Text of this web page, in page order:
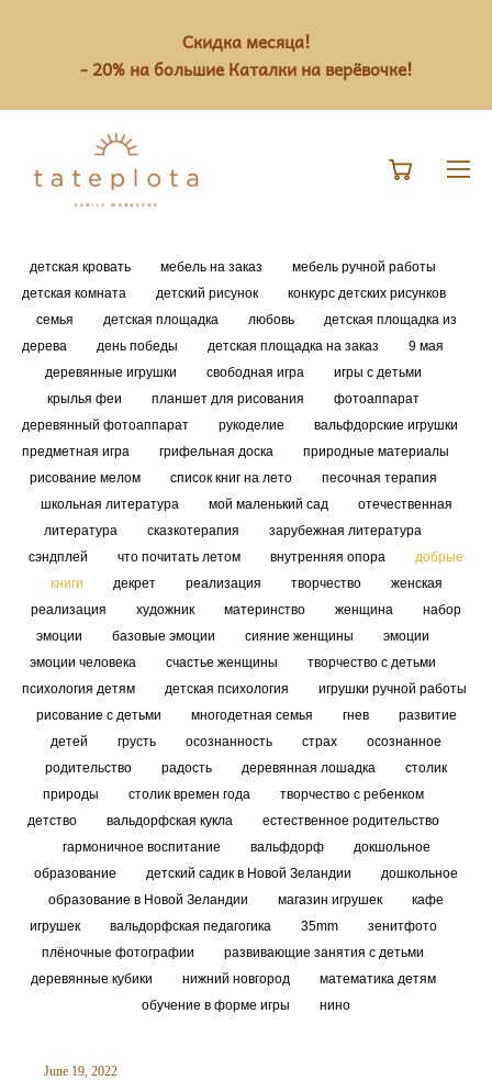
Скидка месяца!
- 20% на большие Каталки на верёвочке!
детская кровать мебель на заказ
мебель ручной работы
детская комната
детский рисунок
конкурс детских рисунков
семья
детская площадка любовь
детская площадка из
дерева
день победы детская площадка на заказ
9 мая
деревянные игрушки
свободная игра
игры с детьми
крылья феи
планшет для рисования
фотоаппарат
деревянный фотоаппарат
рукоделие
вальфдорские игрушки
предметная игра
грифельная доска
природные материалы
рисование мелом
список книг на лето
песочная терапия
школьная литература
мой маленький сад
отечественная
литература
сказкотерапия
зарубежная литература
сэндплей
что почитать летом внутренняя опора
добрые
книги
декрет реализация творчество
женская
реализация
художник материнство женщина
набор
эмоции
базовые эмоции сияние женщины
эмоции
эмоции человека
счастье женщины
творчество с детьми
психология детям
детская психология
игрушки ручной работы
рисование с детьми
многодетная семья гнев
развитие
детей
грусть осознанность страх
осознанное
родительство
радость деревянная лошадка
столик
природы
столик времен года
творчество с ребенком
детство
вальдорфская кукла
естественное родительство
гармоничное воспитание
вальфдорф
докшольное
образование
детский садик в Новой Зеландии
дошкольное
образование в Новой Зеландии
магазин игрушек
кафе
игрушек
вальдорфская педагогика 35mm
зенитфото
плёночные фотографии
развивающие занятия с детьми
деревянные кубики
нижний новгород
математика детям
обучение в форме игры
нино
June 19, 2022